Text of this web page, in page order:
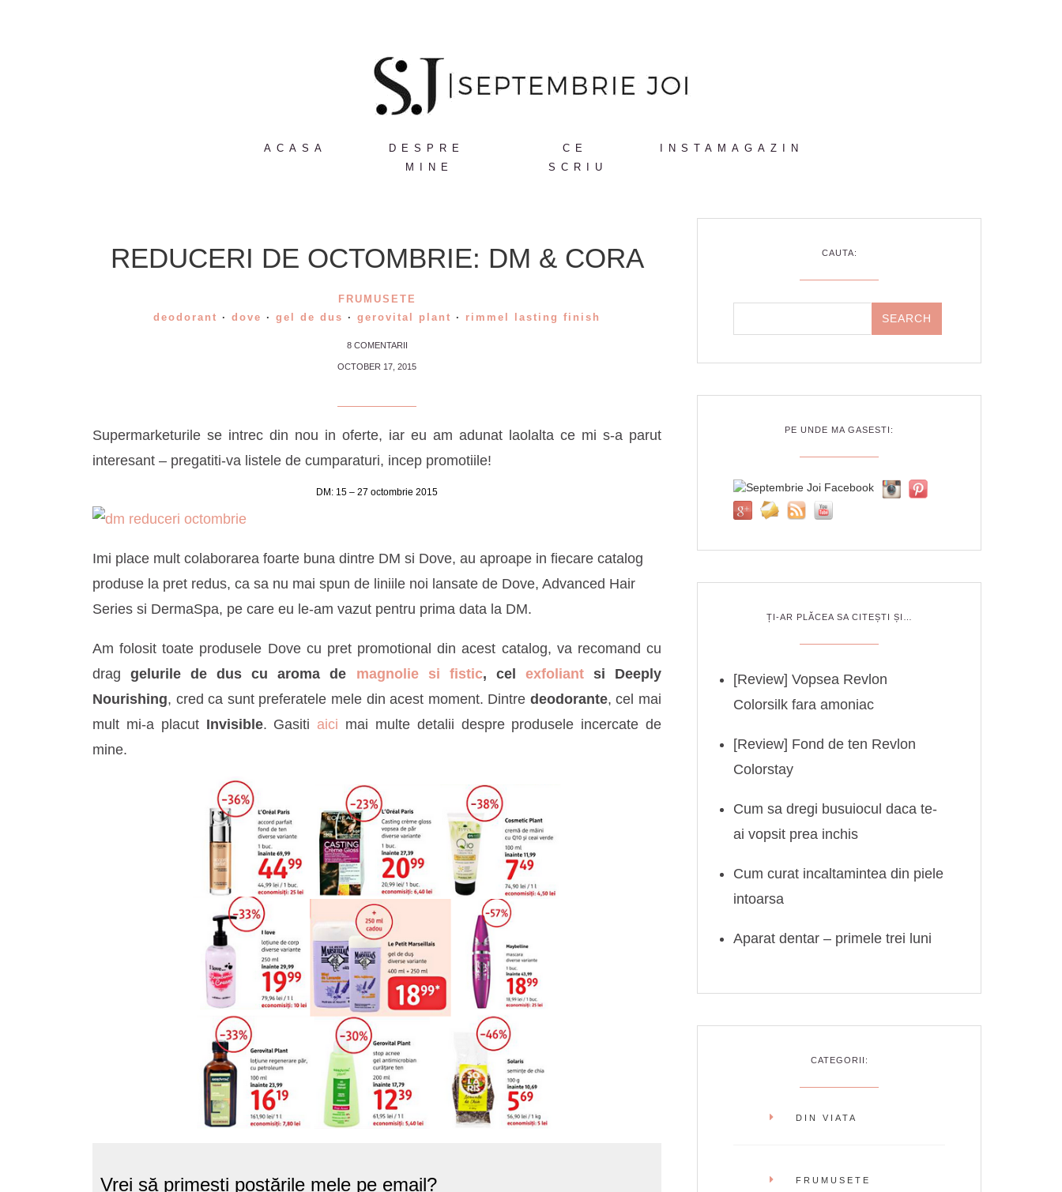
ACASA
DESPRE
MINE
CE
SCRIU
INSTAMAGAZIN
REDUCERI DE OCTOMBRIE: DM & CORA
FRUMUSETE
deodorant · dove · gel de dus · gerovital plant · rimmel lasting finish
8 COMENTARII
OCTOBER 17, 2015
Supermarketurile se intrec din nou in oferte, iar eu am adunat laolalta ce mi s-a parut
interesant – pregatiti-va listele de cumparaturi, incep promotiile!
DM: 15 – 27 octombrie 2015
Imi place mult colaborarea foarte buna dintre DM si Dove, au aproape in fiecare catalog
produse la pret redus, ca sa nu mai spun de liniile noi lansate de Dove, Advanced Hair
Series si DermaSpa, pe care eu le-am vazut pentru prima data la DM.
Am folosit toate produsele Dove cu pret promotional din acest catalog, va recomand cu
draggelurile de dus cu aroma de magnolie si fistic, cel exfoliantsi Deeply
Nourishing, cred ca sunt preferatele mele din acest moment. Dintre deodorante, cel mai
mult mi-a placut Invisible. Gasiti aici mai multe detalii despre produsele incercate de
mine.
Vrei să primești postările mele pe email?
CAUTA:
PE UNDE MA GASESTI:
ȚI-AR PLĂCEA SA CITEȘTI ȘI…
[Review] Vopsea Revlon
Colorsilk fara amoniac
[Review] Fond de ten Revlon
Colorstay
Cum sa dregi busuiocul daca te-
ai vopsit prea inchis
Cum curat incaltamintea din piele
intoarsa
Aparat dentar – primele trei luni
CATEGORII:
DIN VIATA
FRUMUSETE